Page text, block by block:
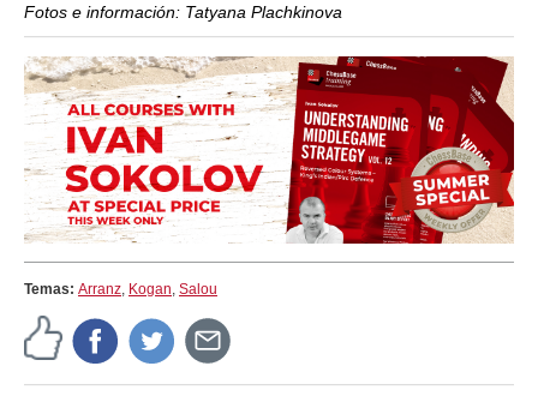
Fotos e información: Tatyana Plachkinova
Temas: Arranz, Kogan, Salou